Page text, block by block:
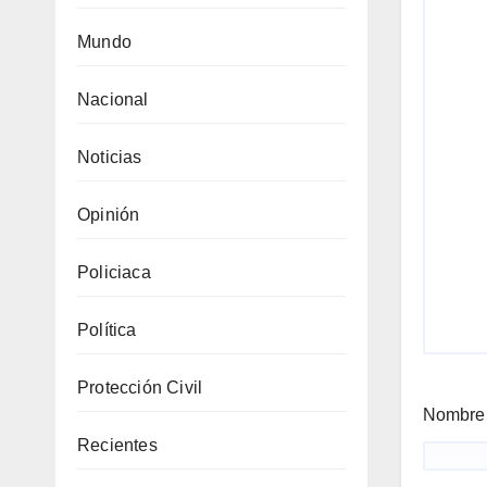
Mundo
Nacional
Noticias
Opinión
Policiaca
Política
Protección Civil
Recientes